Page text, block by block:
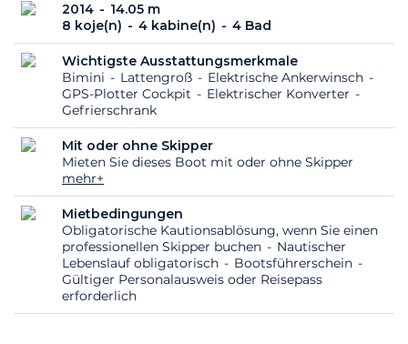
2014
14.05 m
8 koje(n)
4 kabine(n) 4 Bad
Wichtigste Ausstattungsmerkmale
Bimini
Lattengroß
Elektrische Ankerwinsch
GPS-Plotter Cockpit
Elektrischer Konverter
Gefrierschrank
Mit oder ohne Skipper
Mieten Sie dieses Boot mit oder ohne Skipper
mehr+
Mietbedingungen
Obligatorische Kautionsablösung, wenn Sie einen
professionellen Skipper buchen
Nautischer
Lebenslauf obligatorisch
Bootsführerschein
Gültiger Personalausweis oder Reisepass
erforderlich